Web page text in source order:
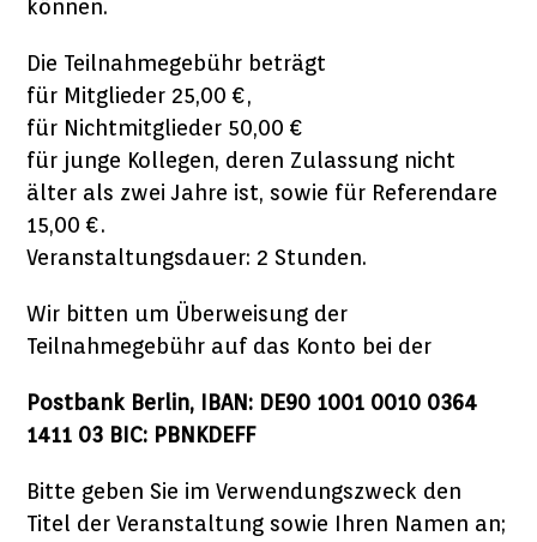
können.
Die Teilnahmegebühr beträgt
für Mitglieder 25,00 €,
für Nichtmitglieder 50,00 €
für junge Kollegen, deren Zulassung nicht
älter als zwei Jahre ist, sowie für Referendare
15,00 €.
Veranstaltungsdauer: 2 Stunden.
Wir bitten um Überweisung der
Teilnahmegebühr auf das Konto bei der
Postbank Berlin, IBAN: DE90 1001 0010 0364
1411 03 BIC: PBNKDEFF
Bitte geben Sie im Verwendungszweck den
Titel der Veranstaltung sowie Ihren Namen an;